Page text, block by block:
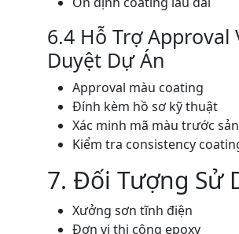
6.4 Hỗ Trợ Approval
Duyệt Dự Án
Approval màu coating
Đính kèm hồ sơ kỹ thuật
Xác minh mã màu trước
Kiểm tra consistency
7. Đối Tượng Sử
Xưởng sơn tĩnh điện
Đơn vị thi công epoxy